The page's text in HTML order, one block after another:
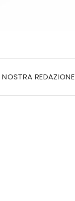
NOSTRA REDAZIONE